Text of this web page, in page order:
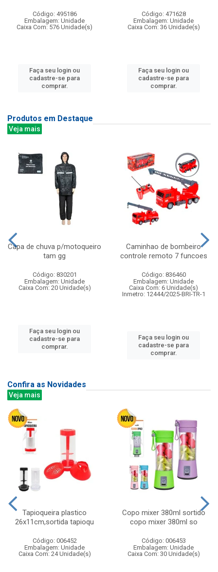
Código: 495186
Embalagem: Unidade
Caixa Com: 576 Unidade(s)
Faça seu login ou
cadastre-se para
comprar.
Código: 471628
Embalagem: Unidade
Caixa Com: 36 Unidade(s)
Faça seu login ou
cadastre-se para
comprar.
Produtos em Destaque
Veja mais
Capa de chuva p/motoqueiro
tam gg
Código: 830201
Embalagem: Unidade
Caixa Com: 20 Unidade(s)
Faça seu login ou
cadastre-se para
comprar.
Caminhao de bombeiro
controle remoto 7 funcoes
Código: 836460
Embalagem: Unidade
Caixa Com: 6 Unidade(s)
Inmetro: 12444/2025-BRI-TR-1
Faça seu login ou
cadastre-se para
comprar.
Confira as Novidades
Veja mais
Tapioqueira plastico
26x11cm,sortida tapioqu
Código: 006452
Embalagem: Unidade
Caixa Com: 24 Unidade(s)
Copo mixer 380ml sortido
copo mixer 380ml so
Código: 006453
Embalagem: Unidade
Caixa Com: 30 Unidade(s)